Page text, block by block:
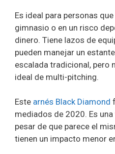
Es ideal para personas
gimnasio o en un risco
dinero. Tiene lazos de
pueden manejar un
escalada tradicional, pero
ideal de multi-pitching.
Este arnés Black Diamond
mediados de 2020. Es
pesar de que parece el
tienen un impacto menor